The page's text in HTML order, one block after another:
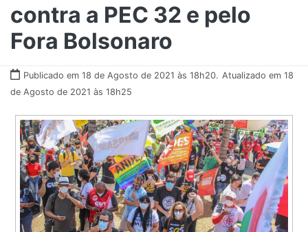
contra a PEC 32 e pelo
Fora Bolsonaro
Publicado em 18 de Agosto de 2021 às 18h20. Atualizado em 18
de Agosto de 2021 às 18h25